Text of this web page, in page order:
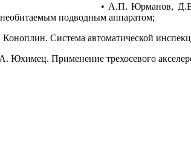
• А.П. Юрманов, Д.В.
подводным аппаратом;
Система автоматической
Юхимец. Применение трехосевого